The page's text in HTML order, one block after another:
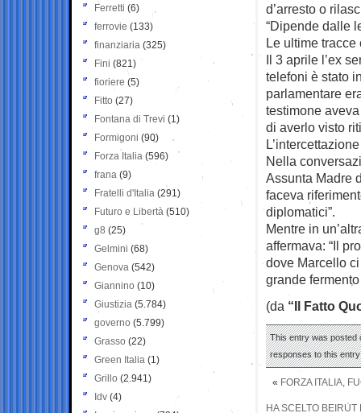
d’arresto o
“Dipende dalle
Le ultime tracce
Il 3 aprile l’ex
telefoni è stato
parlamentare
testimone
di averlo visto
Nella
Assunta Madre
faceva
diplomatici”.
Mentre in
affermava: “Il
dove Marcello
grande
(da “Il Fatto
This entry was posted
responses to this
« FORZA ITALIA,
HA SCELTO
Ferretti (6)
ferrovie (133)
finanziaria (325)
Fini (821)
fioriere (5)
Fitto (27)
Fontana di Trevi (1)
Formigoni (90)
Forza Italia (596)
frana (9)
Fratelli d'Italia (291)
Futuro e Libertà (510)
g8 (25)
Gelmini (68)
Genova (542)
Giannino (10)
Giustizia (5.784)
governo (5.799)
Grasso (22)
Green Italia (1)
Grillo (2.941)
Idv (4)